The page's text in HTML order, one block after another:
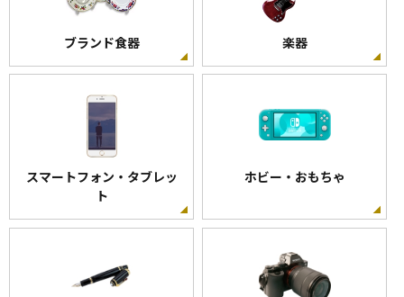
ブランド食器 楽器
スマートフォン・タブレッ
ト
ホビー・おもちゃ